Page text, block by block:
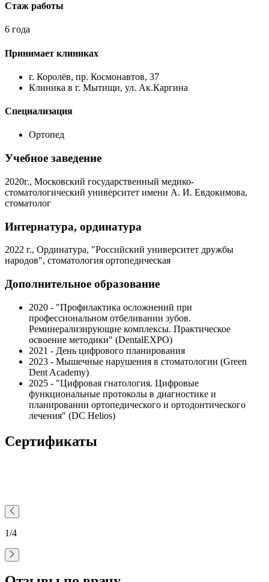
Стаж работы
6 года
Принимает клиниках
г. Королёв, пр. Космонавтов, 37
Клиника в г. Мытищи, ул. Ак.Каргина
Специализация
Ортопед
Учебное заведение
2020г., Московский государственный медико-
стоматологический университет имени А. И. Евдокимова,
стоматолог
Интернатура, ординатура
2022 г., Ординатура, "Российский университет дружбы
народов", стоматология ортопедическая
Дополнительное образование
2020 - "Профилактика осложнений при
профессиональном отбеливании зубов.
Реминерализирующие комплексы. Практическое
освоение методики" (DentalEXPO)
2021 - День цифрового планирования
2023 - Мышечные нарушения в стоматологии (Green
Dent Academy)
2025 - "Цифровая гнатология. Цифровые
функциональные протоколы в диагностике и
планировании ортопедического и ортодонтического
лечения" (DC Helios)
Сертификаты
1/4